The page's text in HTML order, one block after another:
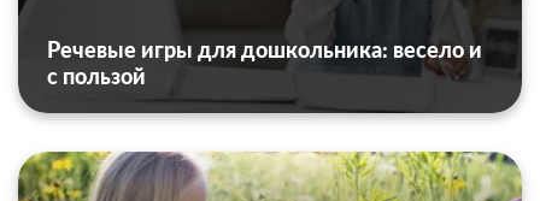
Речевые игры для дошкольника: весело и
с пользой